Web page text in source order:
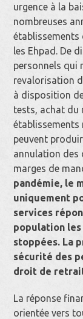
urgence à la
nombreuses
établissements
les Ehpad. De
personnels qui
revalorisation
à disposition
tests, achat du
établissements
peuvent
annulation des
marges de
pandémie, le
uniquement
services
population
stoppées. La
sécurité des
droit de retrait
La réponse
orientée vers